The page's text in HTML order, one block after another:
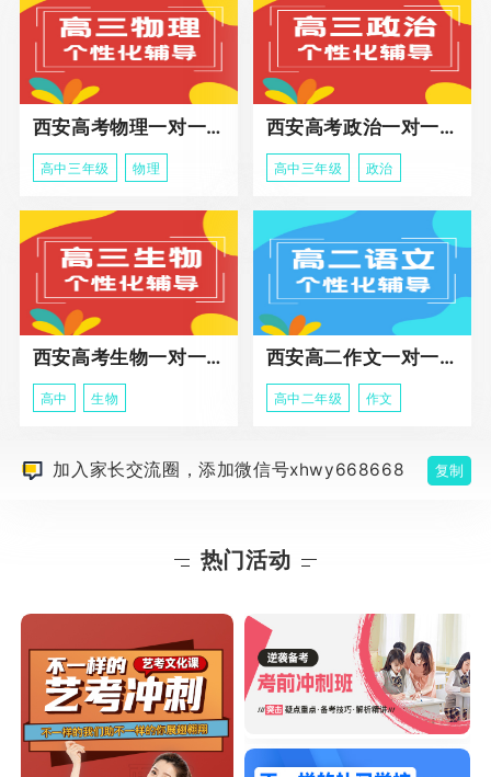
西安高考物理一对一辅导课程
高中三年级 物理
西安高考政治一对一辅导课程
高中三年级 政治
西安高考生物一对一辅导
高中 生物
西安高二作文一对一辅导课程
高中二年级 作文
加入家长交流圈，添加微信号xhwy668668 复制
热门活动